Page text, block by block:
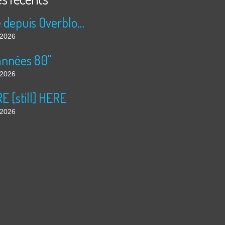
Publié depuis Overblog et Facebook
80"
[still] HERE